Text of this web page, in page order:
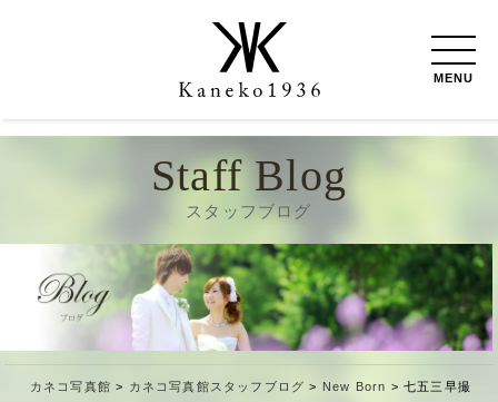
MENU
Staff Blog
スタッフブログ
カネコ写真館 > カネコ写真館スタッフブログ > New Born > 七五三早撮